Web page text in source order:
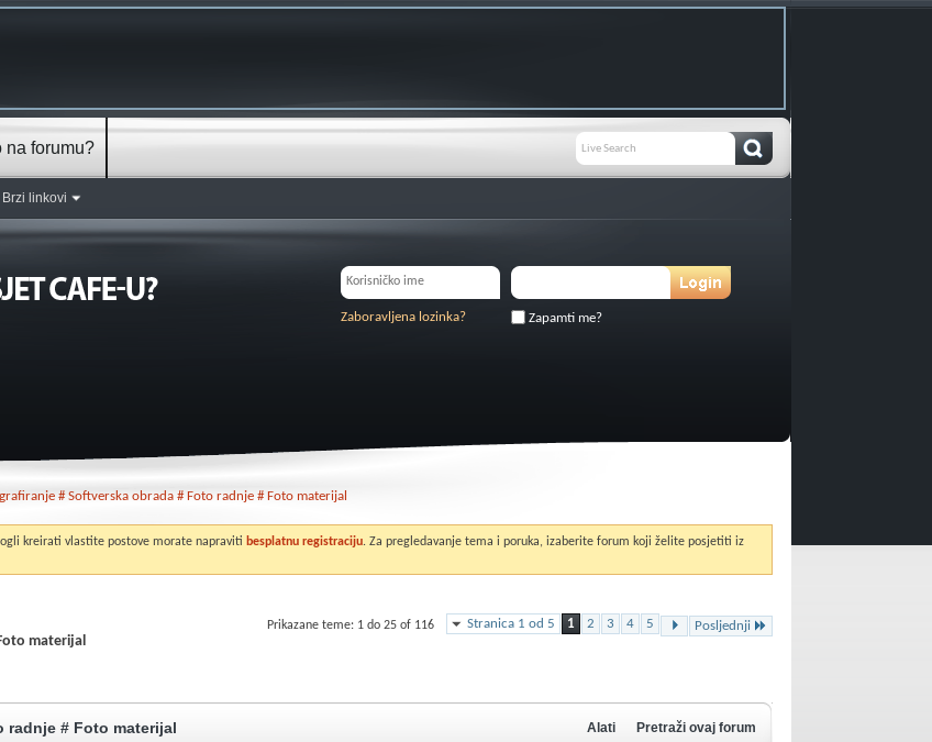
Brzi linkovi
na forumu?
Zapamti me?
Zaboravljena lozinka?
# Softverska obrada # Foto radnje # Foto materijal
kreirati vlastite postove morate napraviti besplatnu registraciju. Za pregledavanje tema i poruka, izaberite forum koji želite posjetiti iz
Stranica 1 od 5 1 2 3 4 5 Posljednji
Prikazane teme: 1 do 25 of 116
materijal
radnje # Foto materijal Alati Pretraži ovaj forum